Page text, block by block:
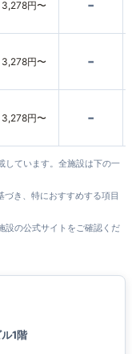
3,278円〜 -
3,278円〜 -
3,278円〜 -
しています。全施設は下の一
き、特におすすめする項目
設の公式サイトをご確認くだ
1階